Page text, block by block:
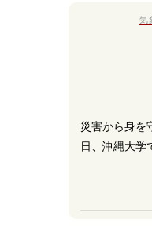
気
災害から身を
日、沖縄大学